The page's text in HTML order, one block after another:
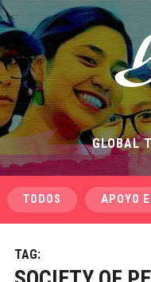
GLOBAL
TODOS APOYO
TAG: